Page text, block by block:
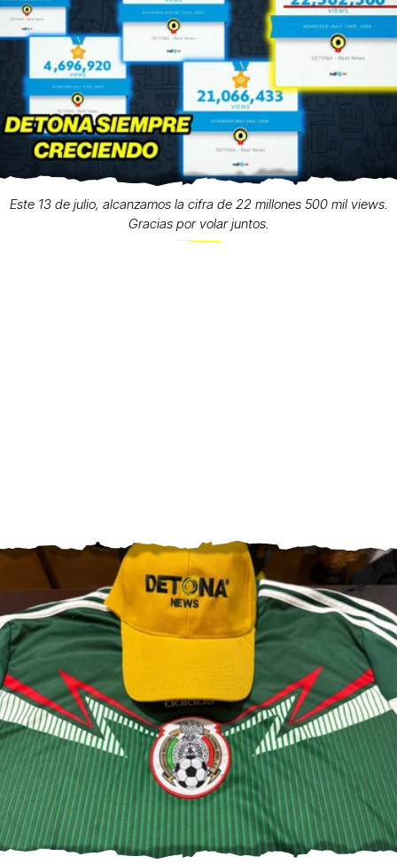
Este 13 de julio, alcanzamos la cifra de 22 millones 500 mil views.
Gracias por volar juntos.